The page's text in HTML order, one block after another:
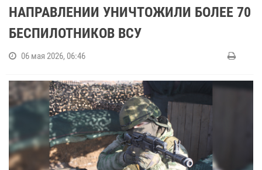
НАПРАВЛЕНИИ УНИЧТОЖИЛИ БОЛЕЕ 70
БЕСПИЛОТНИКОВ ВСУ
06 мая 2026, 06:46